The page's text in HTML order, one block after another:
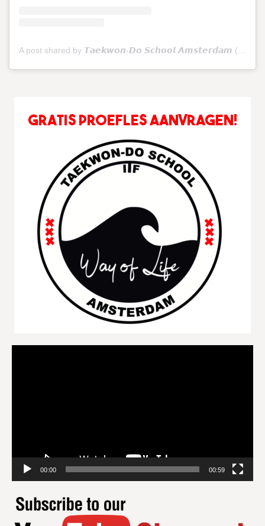
A post shared by 𝙏𝙖𝙚𝙠𝙬𝙤𝙣-𝘿𝙤 𝙎𝙘𝙝𝙤𝙤𝙡 𝘼𝙢𝙨𝙩𝙚𝙧𝙙𝙖𝙢 (@tkdschoolamsterdam)
00:00 00:59